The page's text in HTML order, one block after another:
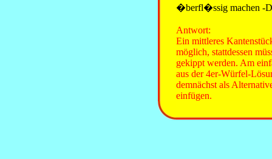
�berfl�ssig machen -
Antwort:
Ein mittleres
möglich, stattdessen
gekippt werden. Am
aus der 4er-Würfel-
demnächst als
einfügen.